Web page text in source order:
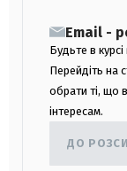
Email -
Будьте в
Перейдіть на
обрати ті, що
інтересам.
ДО